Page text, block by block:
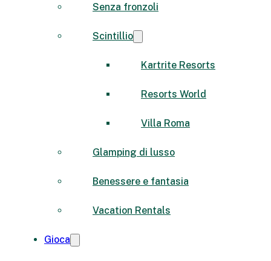
Senza fronzoli
Scintillio
Kartrite Resorts
Resorts World
Villa Roma
Glamping di lusso
Benessere e fantasia
Vacation Rentals
Gioca